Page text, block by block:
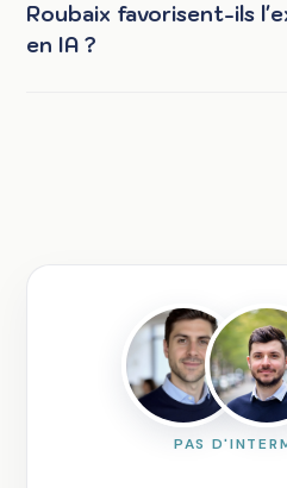
Roubaix favorisent-ils
en IA ?
PAS